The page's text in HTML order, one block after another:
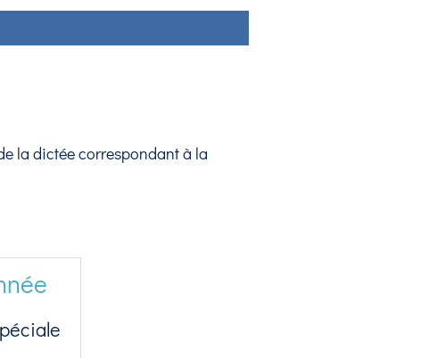
la dictée correspondant à la